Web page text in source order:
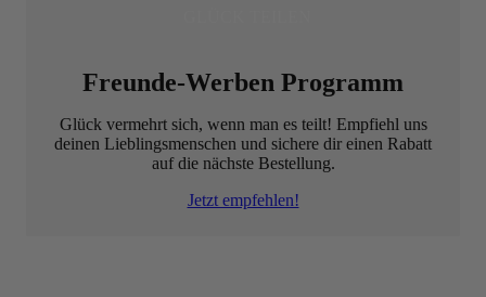
Freunde-Werben Programm
Glück vermehrt sich, wenn man es teilt! Empfiehl uns
deinen Lieblingsmenschen und sichere dir einen Rabatt
auf die nächste Bestellung.
Jetzt empfehlen!